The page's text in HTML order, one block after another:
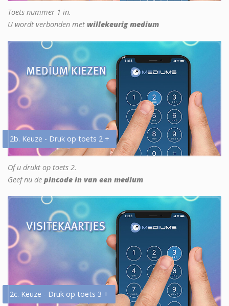
Toets nummer 1 in.
U wordt verbonden met willekeurig medium
2b. Keuze - Druk op toets 2 +
Of u drukt op toets 2.
Geef nu de pincode in van een medium
2c. Keuze - Druk op toets 3 +